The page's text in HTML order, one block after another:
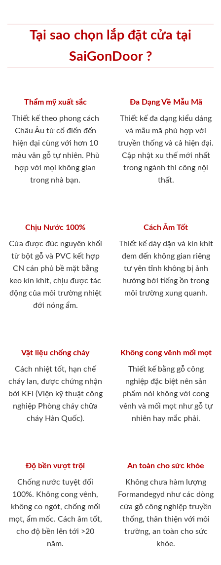
Tại sao chọn lắp đặt cửa tại
SaiGonDoor ?
Thẩm mỹ xuất sắc
Thiết kế theo phong cách
Châu Âu từ cổ điển đến
hiện đại cùng với hơn 10
màu vân gỗ tự nhiên. Phù
hợp với mọi không gian
trong nhà bạn.
Đa Dạng Về Mẫu Mã
Thiết kế đa dạng kiểu dáng
và mẫu mã phù hợp với
truyền thống và cả hiện đại.
Cập nhật xu thế mới nhất
trong ngành thi công nội
thất.
Chịu Nước 100%
Cửa được đúc nguyên khối
từ bột gỗ và PVC kết hợp
CN cán phủ bề mặt bằng
keo kín khít, chịu được tác
động của môi trường nhiệt
đới nóng ẩm.
Cách Âm Tốt
Thiết kế dày dặn và kín khít
đem đến không gian riêng
tư yên tĩnh không bị ảnh
hưởng bới tiếng ồn trong
môi trường xung quanh.
Vật liệu chống cháy
Cách nhiệt tốt, hạn chế
cháy lan, được chứng nhận
bởi KFI (Viện kỹ thuật công
nghiệp Phòng cháy chữa
cháy Hàn Quốc).
Không cong vênh mối mọt
Thiết kế bằng gỗ công
nghiệp đặc biệt nên sản
phẩm nói không với cong
vênh và mối mọt như gỗ tự
nhiên hay mắc phải.
Độ bền vượt trội
Chống nước tuyệt đối
100%. Không cong vênh,
không co ngót, chống mối
mọt, ẩm mốc. Cách âm tốt,
cho độ bền lên tới >20
năm.
An toàn cho sức khỏe
Không chưa hàm lượng
Formandegyd như các dòng
cửa gỗ công nghiệp truyền
thống, thân thiện với môi
trường, an toàn cho sức
khỏe.